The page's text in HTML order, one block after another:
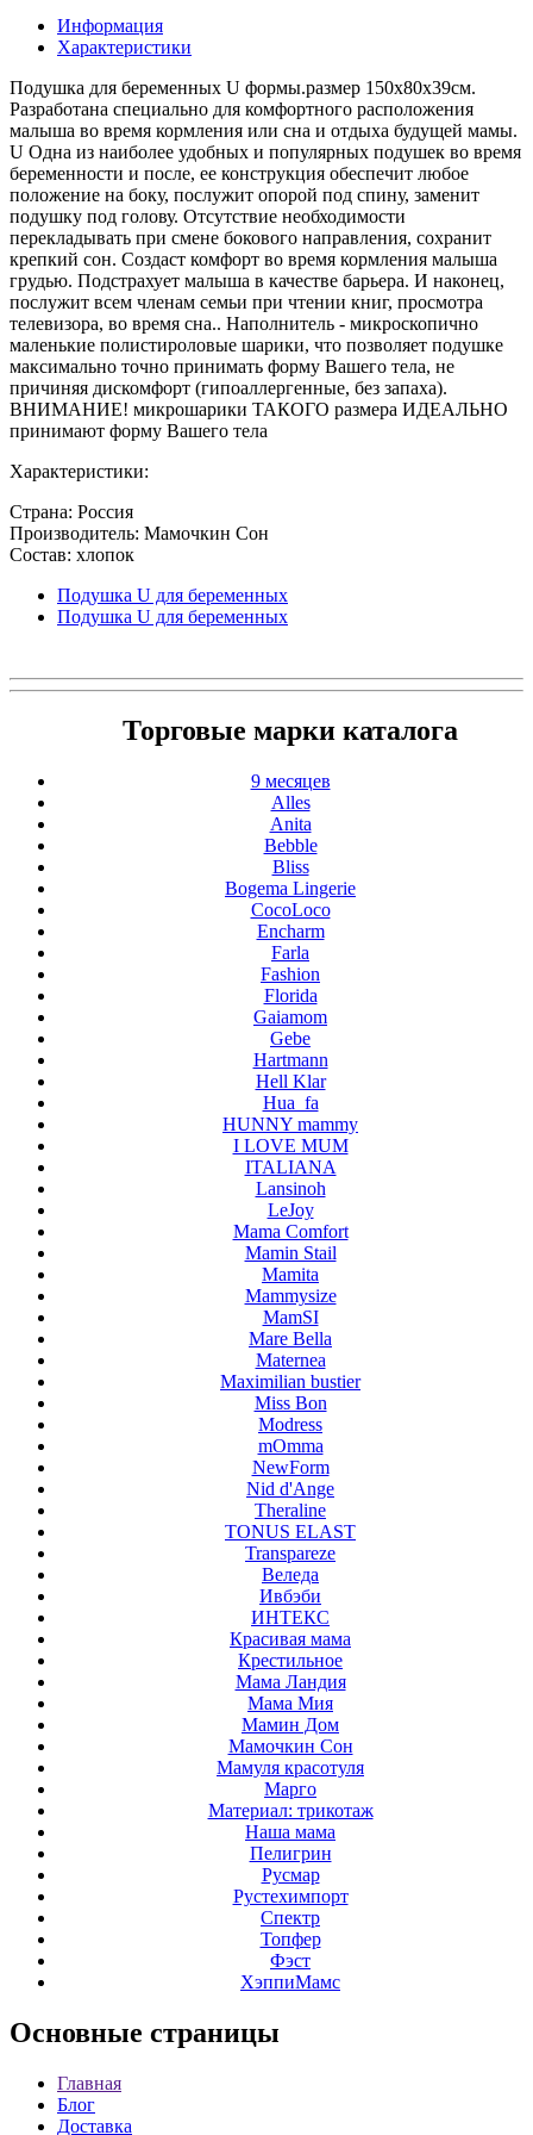
Информация
Характеристики
Подушка для беременных U формы.размер 150х80х39см.
Разработана специально для комфортного расположения
малыша во время кормления или сна и отдыха будущей мамы.
U Одна из наиболее удобных и популярных подушек во время
беременности и после, ее конструкция обеспечит любое
положение на боку, послужит опорой под спину, заменит
подушку под голову. Отсутствие необходимости
перекладывать при смене бокового направления, сохранит
крепкий сон. Создаст комфорт во время кормления малыша
грудью. Подстрахует малыша в качестве барьера. И наконец,
послужит всем членам семьи при чтении книг, просмотра
телевизора, во время сна.. Наполнитель - микроскопично
маленькие полистироловые шарики, что позволяет подушке
максимально точно принимать форму Вашего тела, не
причиняя дискомфорт (гипоаллергенные, без запаха).
ВНИМАНИЕ! микрошарики ТАКОГО размера ИДЕАЛЬНО
принимают форму Вашего тела
Характеристики:
Страна: Россия
Производитель: Мамочкин Сон
Состав: хлопок
Подушка U для беременных
Подушка U для беременных
Торговые марки каталога
9 месяцев
Alles
Anita
Bebble
Bliss
Bogema Lingerie
CocoLoco
Encharm
Farla
Fashion
Florida
Gaiamom
Gebe
Hartmann
Hell Klar
Hua_fa
HUNNY mammy
I LOVE MUM
ITALIANA
Lansinoh
LeJoy
Mama Comfort
Mamin Stail
Mamita
Mammysize
MamSI
Mare Bella
Maternea
Maximilian bustier
Miss Bon
Modress
mOmma
NewForm
Nid d'Ange
Theraline
TONUS ELAST
Transpareze
Веледа
Ивбэби
ИНТЕКС
Красивая мама
Крестильное
Мама Ландия
Мама Мия
Мамин Дом
Мамочкин Сон
Мамуля красотуля
Марго
Материал: трикотаж
Наша мама
Пелигрин
Русмар
Рустехимпорт
Спектр
Топфер
Фэст
ХэппиМамс
Основные страницы
Главная
Блог
Доставка